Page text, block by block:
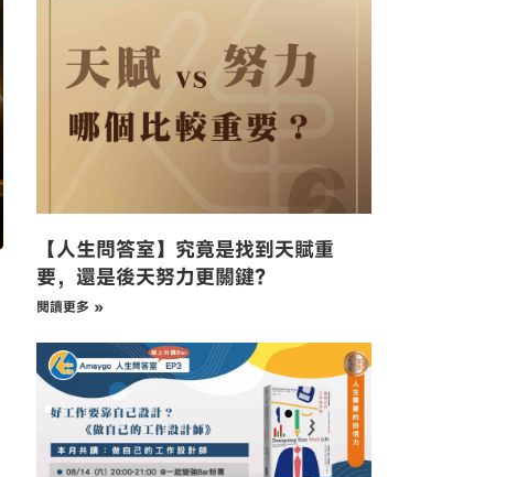
【人生問答室】究竟是找到天賦重
要，還是後天努力更關鍵？
閱讀更多 »